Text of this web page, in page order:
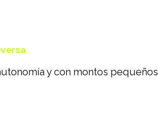
y con montos pequeños